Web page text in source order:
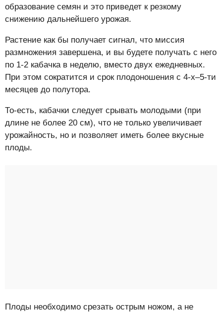
образование семян и это приведет к резкому
снижению дальнейшего урожая.
Растение как бы получает сигнал, что миссия
размножения завершена, и вы будете получать с него
по 1-2 кабачка в неделю, вместо двух ежедневных.
При этом сократится и срок плодоношения с 4-х–5-ти
месяцев до полутора.
То-есть, кабачки следует срывать молодыми (при
длине не более 20 см), что не только увеличивает
урожайность, но и позволяет иметь более вкусные
плоды.
Плоды необходимо срезать острым ножом, а не